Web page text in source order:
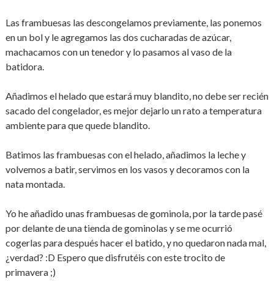
Las frambuesas las descongelamos previamente, las ponemos
en un bol y le agregamos las dos cucharadas de azúcar,
machacamos con un tenedor y lo pasamos al vaso de la
batidora.
Añadimos el helado que estará muy blandito, no debe ser recién
sacado del congelador, es mejor dejarlo un rato a temperatura
ambiente para que quede blandito.
Batimos las frambuesas con el helado, añadimos la leche y
volvemos a batir, servimos en los vasos y decoramos con la
nata montada.
Yo he añadido unas frambuesas de gominola, por la tarde pasé
por delante de una tienda de gominolas y se me ocurrió
cogerlas para después hacer el batido, y no quedaron nada mal,
¿verdad? :D Espero que disfrutéis con este trocito de
primavera ;)